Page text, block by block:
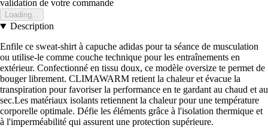
validation de votre commande
Loading...
Description
Enfile ce sweat-shirt à capuche adidas pour ta séance de musculation
ou utilise-le comme couche technique pour les entraînements en
extérieur. Confectionné en tissu doux, ce modèle oversize te permet de
bouger librement. CLIMAWARM retient la chaleur et évacue la
transpiration pour favoriser la performance en te gardant au chaud et au
sec.Les matériaux isolants retiennent la chaleur pour une température
corporelle optimale. Défie les éléments grâce à l'isolation thermique et
à l'imperméabilité qui assurent une protection supérieure.